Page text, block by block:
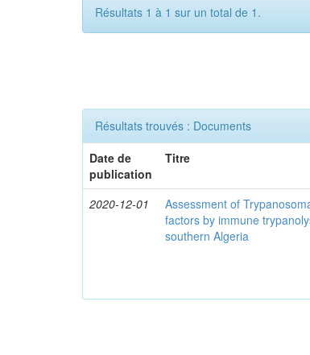
Résultats 1 à 1 sur un total de 1.
Résultats trouvés : Documents
Date de
publication
Titre
2020-12-01
Assessment of
factors by immune
southern Algeria